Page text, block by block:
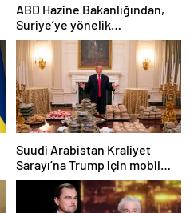
ABD Hazine Bakanlığından,
Suriye’ye yönelik
yaptırımların hafifletilmesi
için adım
Suudi Arabistan Kraliyet
Sarayı’na Trump için mobil
McDonald’s şubesi kuruldu